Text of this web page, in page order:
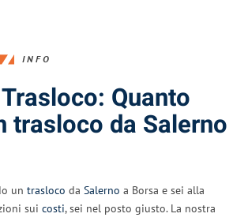
INFO
Quanto
trasloco da Salerno
un trasloco da Salerno a Borsa e sei alla
sui costi, sei nel posto giusto. La nostra